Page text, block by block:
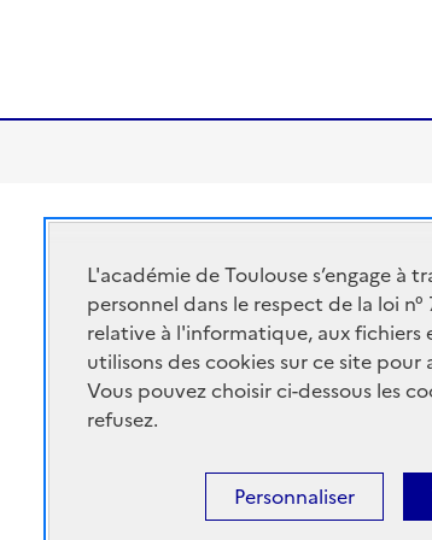
ACADÉMIE DE
TOULOUSE
Ministère
Portail
Accessibilité : non conforme Mentions
L'académie de Toulouse s’engage à
personnel dans le respect de la loi
relative à l'informatique, aux fichiers
utilisons des cookies sur ce site
Vous pouvez choisir ci-dessous les
refusez.
Personnaliser